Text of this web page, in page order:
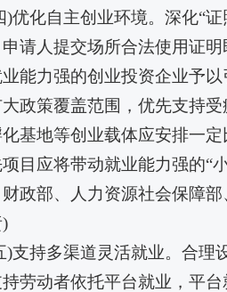
)优化自主创业环境。深化“
请人提交场所合法使用证
能力强的创业投资企业予
大政策覆盖范围，优先支持
基地等创业载体应安排一
目应将带动就业能力强的“
政部、人力资源社会保障
)支持多渠道灵活就业。合理
持劳动者依托平台就业，平